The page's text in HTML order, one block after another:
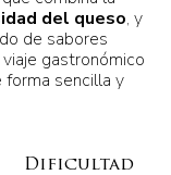
del queso, y
de sabores
gastronómico
sencilla y
Dificultad